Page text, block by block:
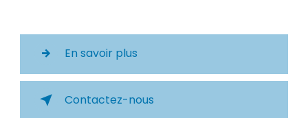
En savoir plus
Contactez-nous